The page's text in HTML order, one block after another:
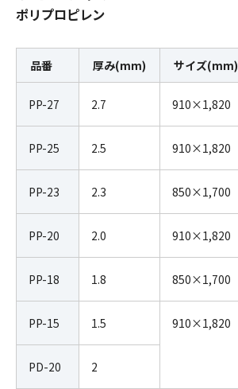
ポリプロピレン
品番 厚み(mm) サイズ(mm)
PP-27 2.7 910×1,820
PP-25 2.5 910×1,820
PP-23 2.3 850×1,700
PP-20 2.0 910×1,820
PP-18 1.8 850×1,700
PP-15 1.5 910×1,820
PD-20 2